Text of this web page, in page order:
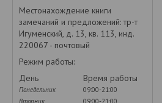
Местонахождение книги
замечаний и предложений: тр-т
Игуменский, д. 13, кв. 113, инд.
220067 - почтовый
Режим работы:
День
Время работы
Понедельник
09:00-21:00
Вторник
09:00-21:00